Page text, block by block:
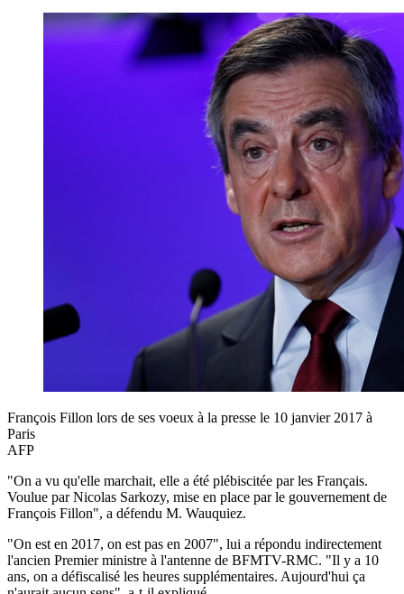
François Fillon lors de ses voeux à la presse le 10 janvier 2017 à
Paris
AFP
"On a vu qu'elle marchait, elle a été plébiscitée par les Français.
Voulue par Nicolas Sarkozy, mise en place par le gouvernement de
François Fillon", a défendu M. Wauquiez.
"On est en 2017, on est pas en 2007", lui a répondu indirectement
l'ancien Premier ministre à l'antenne de BFMTV-RMC. "Il y a 10
ans, on a défiscalisé les heures supplémentaires. Aujourd'hui ça